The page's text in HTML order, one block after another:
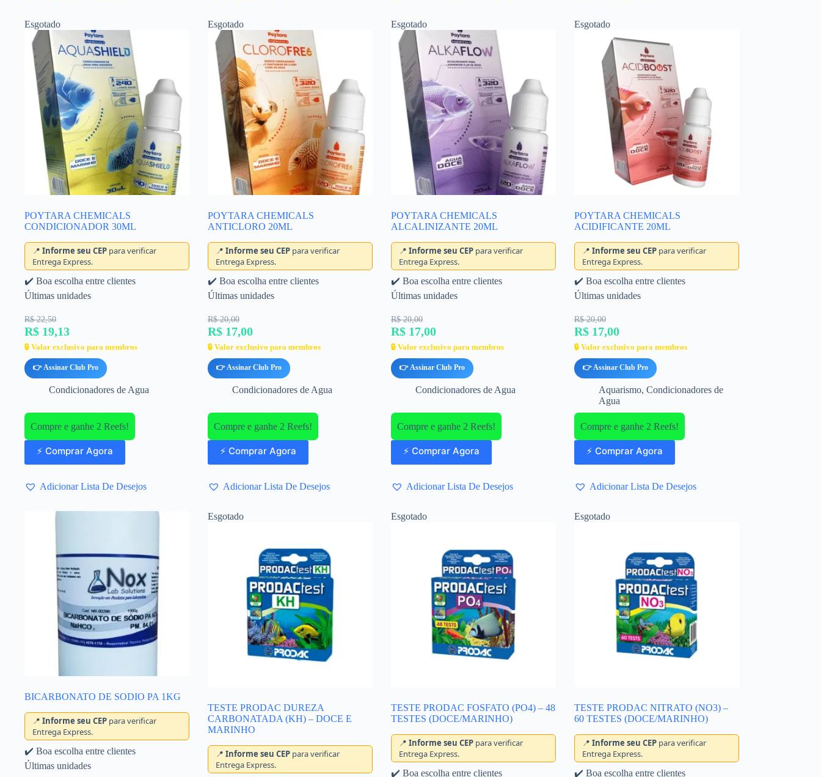
Esgotado
POYTARA CHEMICALS
CONDICIONADOR 30ML
📍 Informe seu CEP para verificar
Entrega Express.
✔️ Boa escolha entre clientes
Últimas unidades
R$ 22,50
R$ 19,13
🔒 Valor exclusivo para membros
👉 Assinar Club Pro
Condicionadores de Agua
Compre e ganhe 2 Reefs!
⚡ Comprar Agora
Adicionar Lista De Desejos
Esgotado
POYTARA CHEMICALS
ANTICLORO 20ML
📍 Informe seu CEPpara verificar
Entrega Express.
✔️ Boa escolha entre clientes
Últimas unidades
R$ 20,00
R$ 17,00
🔒 Valor exclusivo para membros
👉 Assinar Club Pro
Condicionadores de Agua
Compre e ganhe 2 Reefs!
⚡ Comprar Agora
Adicionar Lista De Desejos
Esgotado
POYTARA CHEMICALS
ALCALINIZANTE 20ML
📍 Informe seu CEPpara verificar
Entrega Express.
✔️ Boa escolha entre clientes
Últimas unidades
R$ 20,00
R$ 17,00
🔒 Valor exclusivo para membros
👉 Assinar Club Pro
Condicionadores de Agua
Compre e ganhe 2 Reefs!
⚡ Comprar Agora
Adicionar Lista De Desejos
Esgotado
POYTARA CHEMICALS
ACIDIFICANTE 20ML
📍 Informe seu CEPpara verificar
Entrega Express.
✔️ Boa escolha entre clientes
Últimas unidades
R$ 20,00
R$ 17,00
🔒 Valor exclusivo para membros
👉 Assinar Club Pro
Aquarismo, Condicionadores de
Agua
Compre e ganhe 2 Reefs!
⚡ Comprar Agora
Adicionar Lista De Desejos
BICARBONATO DE SODIO PA 1KG
📍 Informe seu CEP para verificar
Entrega Express.
✔️ Boa escolha entre clientes
Últimas unidades
Esgotado
TESTE PRODAC DUREZA
CARBONATADA (KH) – DOCE E
MARINHO
📍 Informe seu CEPpara verificar
Entrega Express.
Esgotado
TESTE PRODAC FOSFATO (PO4) – 48
TESTES (DOCE/MARINHO)
📍 Informe seu CEPpara verificar
Entrega Express.
✔️ Boa escolha entre clientes
Esgotado
TESTE PRODAC NITRATO (NO3) –
60 TESTES (DOCE/MARINHO)
📍 Informe seu CEPpara verificar
Entrega Express.
✔️ Boa escolha entre clientes